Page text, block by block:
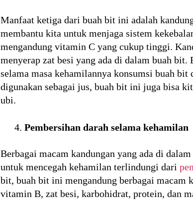
Manfaat ketiga dari buah bit ini adalah
membantu kita untuk menjaga sistem
mengandung vitamin C yang cukup tinggi.
menyerap zat besi yang ada di dalam buah
selama masa kehamilannya konsumsi buah
digunakan sebagai jus, buah bit ini juga bisa
ubi.
Pembersihan darah selama kehamilan
Berbagai macam kandungan yang ada di
untuk mencegah kehamilan terlindungi dari
bit, buah bit ini mengandung berbagai macam
vitamin B, zat besi, karbohidrat, protein, dan